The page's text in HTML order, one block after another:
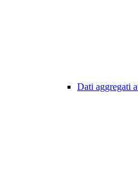
Dati aggregati